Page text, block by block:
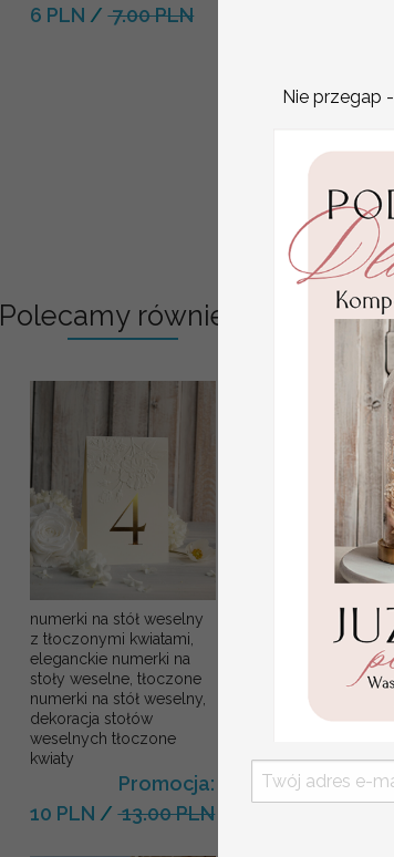
6 PLN /7.00 PLN
Polecamy również:
numerki na stół weselny
z tłoczonymi kwiatami,
eleganckie numerki na
stoły weselne, tłoczone
numerki na stół weselny,
dekoracja stołów
weselnych tłoczone
kwiaty
Promocja:
10 PLN /13.00 PLN
Pierwszej Komunii
personalizowana
Pamiątka Komunijna
opakowanie na
85.00 PLN/
Nie przegap